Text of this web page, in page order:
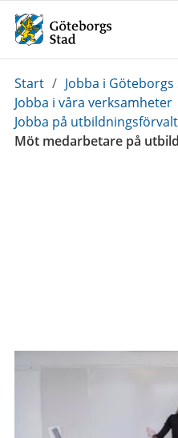
Du
är
här:
Start / Jobba i Göteborgs
Jobba i våra verksamheter
Jobba på
Möt medarbetare på